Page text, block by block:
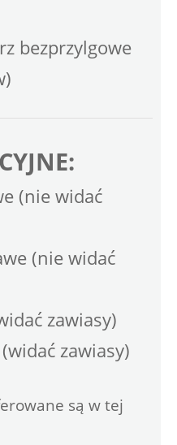
bezprzylgowe
(nie widać
(nie widać
zawiasy)
zawiasy)
są w tej